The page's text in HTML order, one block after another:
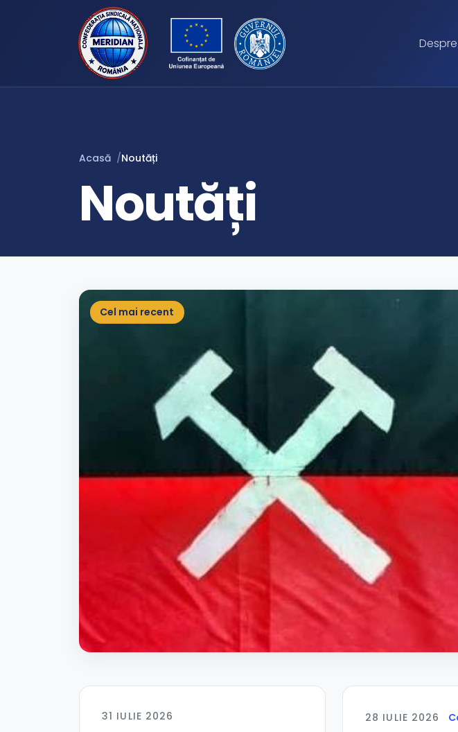
Acasă Noutăți
Noutăți
Cel mai recent
31 IULIE 2026 28 IULIE 2026